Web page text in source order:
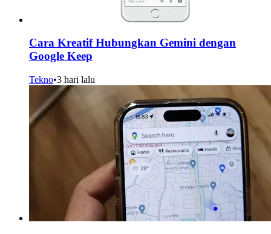
Cara Kreatif Hubungkan Gemini dengan
Google Keep
Tekno•3 hari lalu